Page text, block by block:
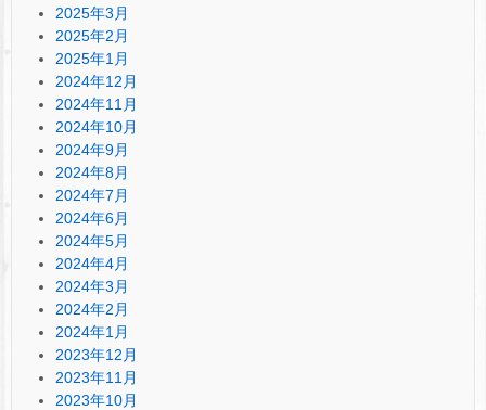
2025年3月
2025年2月
2025年1月
2024年12月
2024年11月
2024年10月
2024年9月
2024年8月
2024年7月
2024年6月
2024年5月
2024年4月
2024年3月
2024年2月
2024年1月
2023年12月
2023年11月
2023年10月